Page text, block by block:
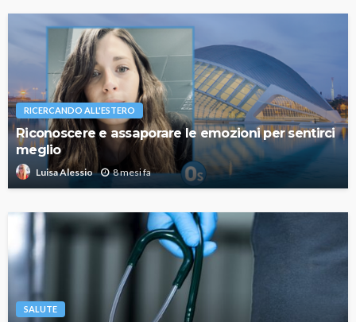
RICERCANDO ALL'ESTERO
Riconoscere e assaporare le emozioni per sentirci
meglio
Luisa Alessio 8 mesi fa
SALUTE